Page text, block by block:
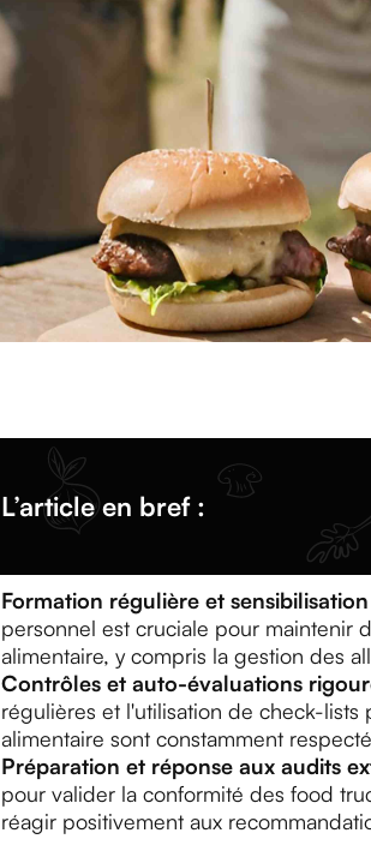
L’article en bref :
Formation régulière et
personnel est cruciale pour maintenir
alimentaire, y compris la gestion des
Contrôles et auto-évaluations
régulières et l'utilisation de check-
alimentaire sont constamment
Préparation et réponse aux audits
pour valider la conformité des food
réagir positivement aux